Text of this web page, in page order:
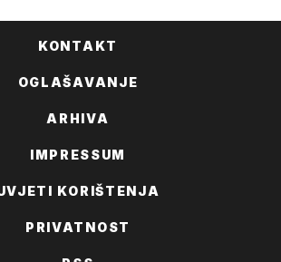
KONTAKT
OGLAŠAVANJE
ARHIVA
IMPRESSUM
KORIŠTENJA
PRIVATNOST